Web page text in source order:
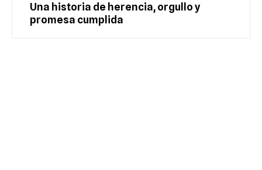
Una historia de herencia, orgullo y
promesa cumplida